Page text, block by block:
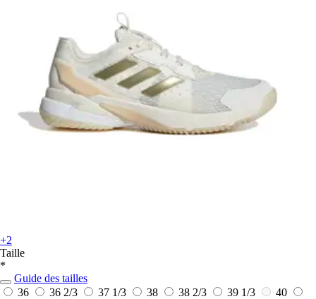
+2
Taille
*
Guide des tailles
36
36 2/3 37 1/3 38 38 2/3 39 1/3
40